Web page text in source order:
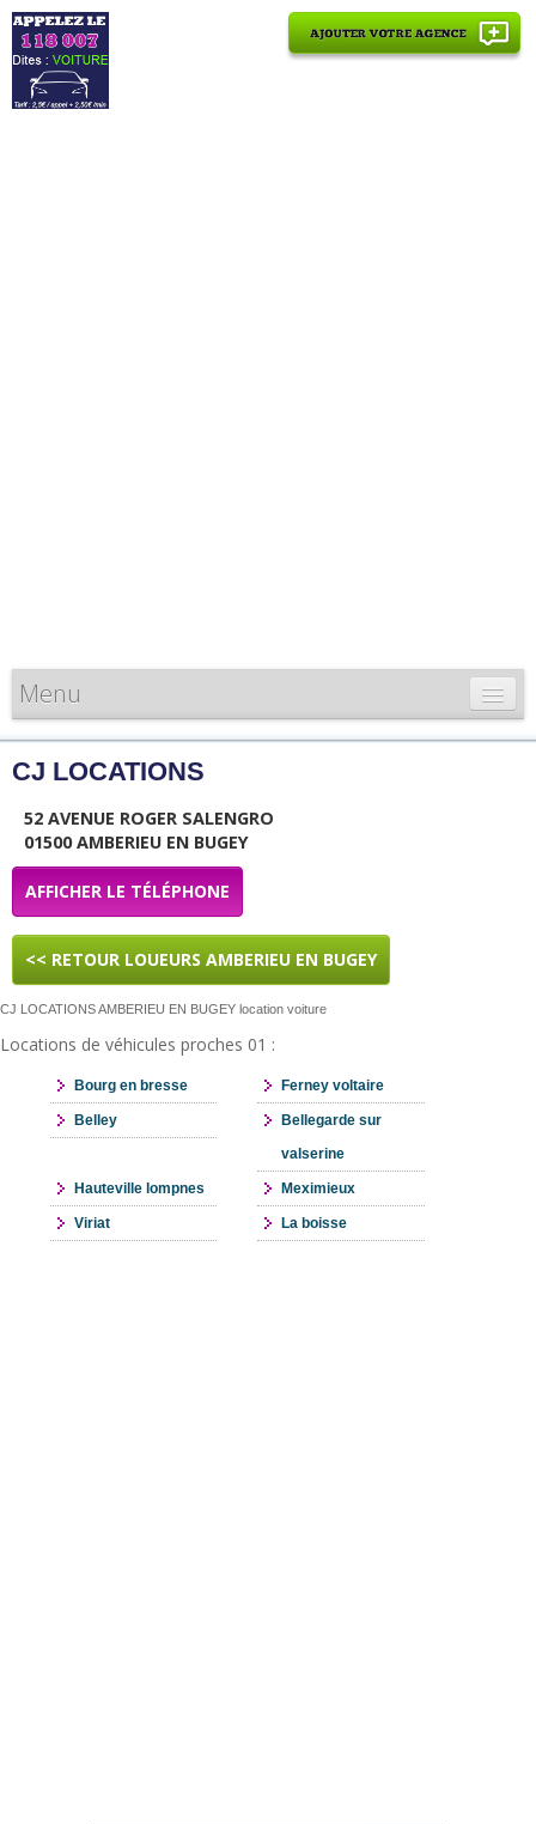
Menu
CARTE DE FRANCE
LOUEURS & PROFESSIONNELS
CJ LOCATIONS
52 AVENUE ROGER SALENGRO
01500 AMBERIEU EN BUGEY
AFFICHER LE TÉLÉPHONE
<< RETOUR LOUEURS AMBERIEU EN BUGEY
CJ LOCATIONS AMBERIEU EN BUGEY location voiture
Locations de véhicules proches 01 :
Bourg en bresse Ferney voltaire
Belley
Bellegarde sur
valserine
Hauteville lompnes Meximieux
Viriat La boisse